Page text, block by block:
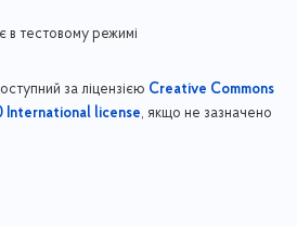
в тестовому режимі
за ліцензією Creative Commons
license, якщо не зазначено